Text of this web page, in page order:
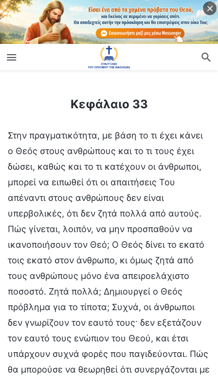
Κεφάλαιο 33
Στην πραγματικότητα, με βάση το τι έχει κάνει
ο Θεός στους ανθρώπους και το τι τους έχει
δώσει, καθώς και το τι κατέχουν οι άνθρωποι,
μπορεί να ειπωθεί ότι οι απαιτήσεις Του
απέναντι στους ανθρώπους δεν είναι
υπερβολικές, ότι δεν ζητά πολλά από αυτούς.
Πώς γίνεται, λοιπόν, να μην προσπαθούν να
ικανοποιήσουν τον Θεό; Ο Θεός δίνει το εκατό
τοις εκατό στον άνθρωπο, κι όμως ζητά από
τους ανθρώπους μόνο ένα απειροελάχιστο
ποσοστό. Ζητά πολλά; Δημιουργεί ο Θεός
πρόβλημα για το τίποτα; Συχνά, οι άνθρωποι
δεν γνωρίζουν τον εαυτό τους· δεν εξετάζουν
τον εαυτό τους ενώπιον του Θεού, και έτσι
υπάρχουν συχνά φορές που παγιδεύονται. Πώς
θα μπορούσε να θεωρηθεί ότι συνεργάζονται με